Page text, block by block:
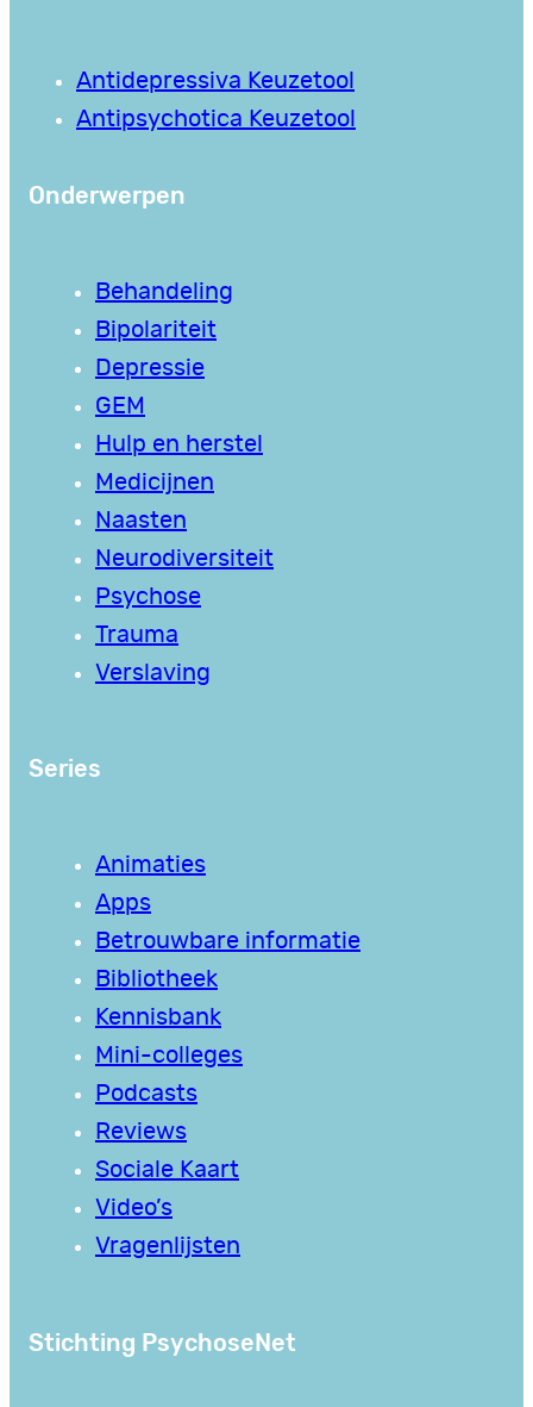
Antidepressiva Keuzetool
Antipsychotica Keuzetool
Onderwerpen
Behandeling
Bipolariteit
Depressie
GEM
Hulp en herstel
Medicijnen
Naasten
Neurodiversiteit
Psychose
Trauma
Verslaving
Series
Animaties
Apps
Betrouwbare informatie
Bibliotheek
Kennisbank
Mini-colleges
Podcasts
Reviews
Sociale Kaart
Video’s
Vragenlijsten
Stichting PsychoseNet